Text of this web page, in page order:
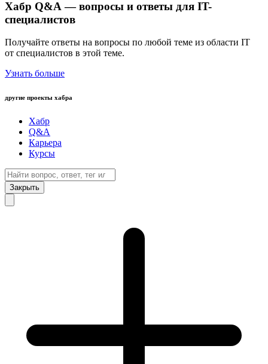
Хабр Q&A — вопросы и ответы для IT-
специалистов
Получайте ответы на вопросы по любой теме из области IT
от специалистов в этой теме.
Узнать больше
другие проекты хабра
Хабр
Q&A
Карьера
Курсы
Закрыть